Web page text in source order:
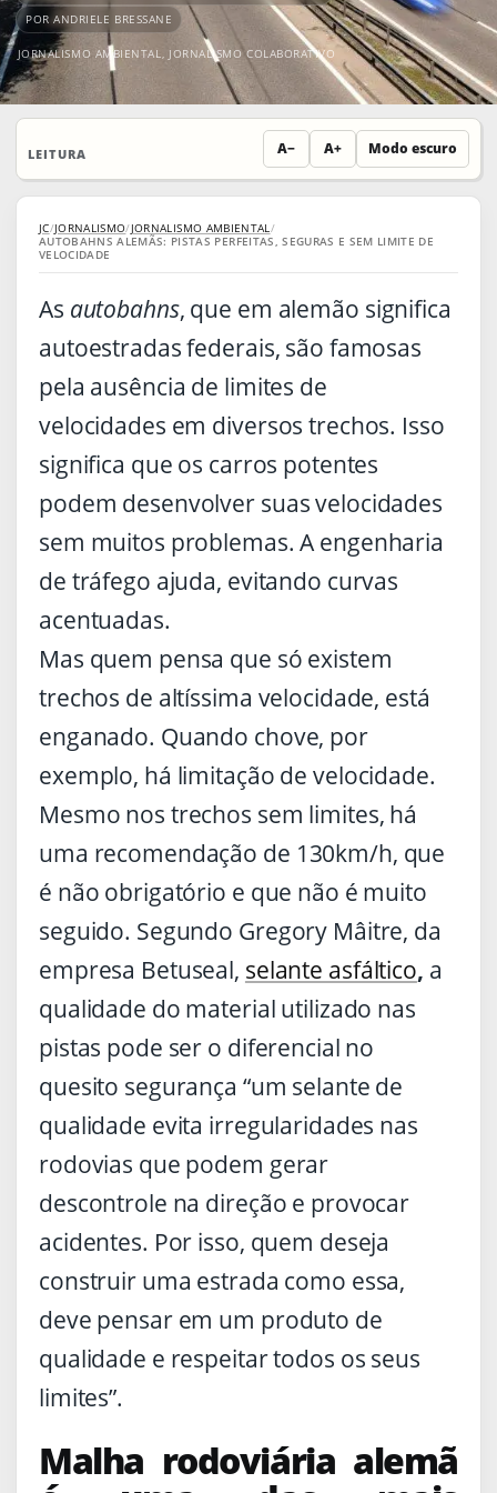
POR ANDRIELE BRESSANE
JORNALISMO AMBIENTAL, JORNALISMO COLABORATIVO
LEITURA A− A+ Modo escuro
JC/JORNALISMO/JORNALISMO AMBIENTAL/
AUTOBAHNS ALEMÃS: PISTAS PERFEITAS, SEGURAS E SEM LIMITE DE
VELOCIDADE
As autobahns, que em alemão significa
autoestradas federais, são famosas
pela ausência de limites de
velocidades em diversos trechos. Isso
significa que os carros potentes
podem desenvolver suas velocidades
sem muitos problemas. A engenharia
de tráfego ajuda, evitando curvas
acentuadas.
Mas quem pensa que só existem
trechos de altíssima velocidade, está
enganado. Quando chove, por
exemplo, há limitação de velocidade.
Mesmo nos trechos sem limites, há
uma recomendação de 130km/h, que
é não obrigatório e que não é muito
seguido. Segundo Gregory Mâitre, da
empresa Betuseal, selante asfáltico, a
qualidade do material utilizado nas
pistas pode ser o diferencial no
quesito segurança “um selante de
qualidade evita irregularidades nas
rodovias que podem gerar
descontrole na direção e provocar
acidentes. Por isso, quem deseja
construir uma estrada como essa,
deve pensar em um produto de
qualidade e respeitar todos os seus
limites”.
Malha rodoviária alemã